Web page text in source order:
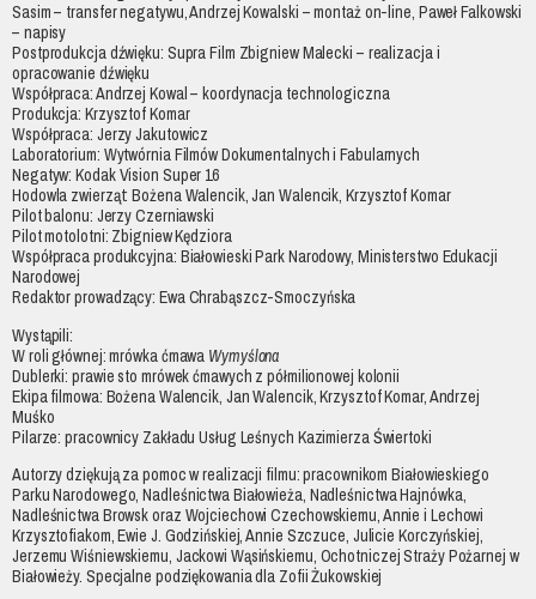
Sasim – transfer negatywu, Andrzej Kowalski – montaż on-line, Paweł Falkowski
– napisy
Postprodukcja dźwięku: Supra Film Zbigniew Malecki – realizacja i
opracowanie dźwięku
Współpraca: Andrzej Kowal – koordynacja technologiczna
Produkcja: Krzysztof Komar
Współpraca: Jerzy Jakutowicz
Laboratorium: Wytwórnia Filmów Dokumentalnych i Fabularnych
Negatyw: Kodak Vision Super 16
Hodowla zwierząt: Bożena Walencik, Jan Walencik, Krzysztof Komar
Pilot balonu: Jerzy Czerniawski
Pilot motolotni: Zbigniew Kędziora
Współpraca produkcyjna: Białowieski Park Narodowy, Ministerstwo Edukacji
Narodowej
Redaktor prowadzący: Ewa Chrabąszcz-Smoczyńska
Wystąpili:
W roli głównej: mrówka ćmawa Wymyślona
Dublerki: prawie sto mrówek ćmawych z półmilionowej kolonii
Ekipa filmowa: Bożena Walencik, Jan Walencik, Krzysztof Komar, Andrzej
Muśko
Pilarze: pracownicy Zakładu Usług Leśnych Kazimierza Świertoki
Autorzy dziękują za pomoc w realizacji filmu: pracownikom Białowieskiego
Parku Narodowego, Nadleśnictwa Białowieża, Nadleśnictwa Hajnówka,
Nadleśnictwa Browsk oraz Wojciechowi Czechowskiemu, Annie i Lechowi
Krzysztofiakom, Ewie J. Godzińskiej, Annie Szczuce, Julicie Korczyńskiej,
Jerzemu Wiśniewskiemu, Jackowi Wąsińskiemu, Ochotniczej Straży Pożarnej w
Białowieży. Specjalne podziękowania dla Zofii Żukowskiej